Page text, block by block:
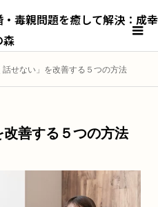
毒親問題を癒して解決：成幸
森
話せない」を改善する５つの方法
改善する５つの方法